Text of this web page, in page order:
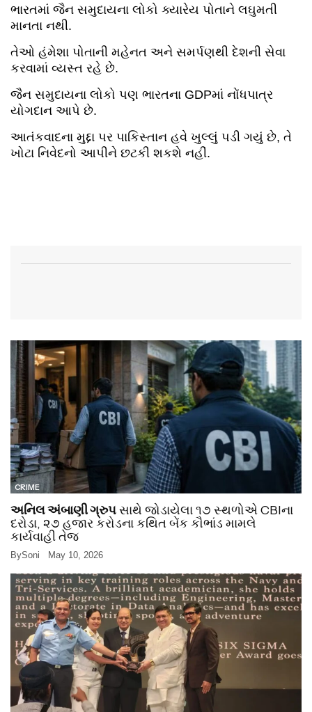
ભારતમાં જૈન સમુદાયના લોકો ક્યારેય પોતાને લઘુમતી
માનતા નથી.
તેઓ હંમેશા પોતાની મહેનત અને સમર્પણથી દેશની સેવા
કરવામાં વ્યસ્ત રહે છે.
જૈન સમુદાયના લોકો પણ ભારતના GDPમાં નોંધપાત્ર
યોગદાન આપે છે.
આતંકવાદના મુદ્દા પર પાકિસ્તાન હવે ખુલ્લું પડી ગયું છે, તે
ખોટા નિવેદનો આપીને છટકી શકશે નહીં.
CRIME
અનિલ અંબાણી ગ્રુપસાથે જોડાયેલા ૧૭ સ્થળોએ CBIના
દરોડા, ૨૭ હજાર કરોડના કથિત બેંક કૌભાંડ મામલે
કાર્યવાહી તેજ
BySoni May 10, 2026